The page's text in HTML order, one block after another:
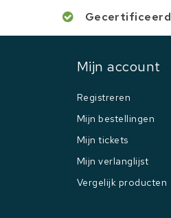
Gecertificeerd
Mijn account
Registreren
Mijn bestellingen
Mijn tickets
Mijn verlanglijst
Vergelijk producten